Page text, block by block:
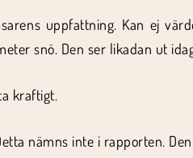
uppfattning. Kan ej
snö. Den ser likadan ut
kraftigt.
nämns inte i rapporten.